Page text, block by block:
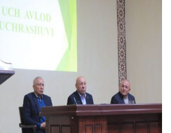
трибунах